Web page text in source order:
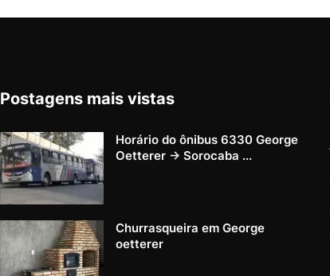
Postagens mais vistas
Horário do ônibus 6330 George
Oetterer → Sorocaba ...
Churrasqueira em George
oetterer